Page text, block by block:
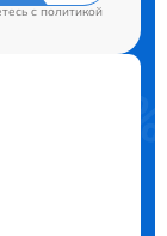
cполитикой